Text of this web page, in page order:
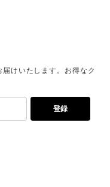
けいたします。お得なク
登録